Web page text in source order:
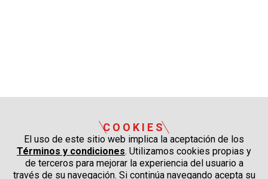
COOKIES
El uso de este sitio web implica la aceptación de los
Términos y condiciones. Utilizamos cookies propias y
de terceros para mejorar la experiencia del usuario a
través de su navegación. Si continúa navegando acepta su